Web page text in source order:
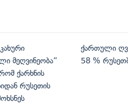
მეღვინეობა”
ქარხნის
რუსეთის
ქართული
58 %